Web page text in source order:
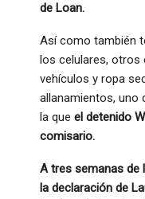
de Loan.
Así como también
los celulares, otros
vehículos y ropa
allanamientos, uno
la que el detenido
comisario.
A tres semanas de
la declaración de